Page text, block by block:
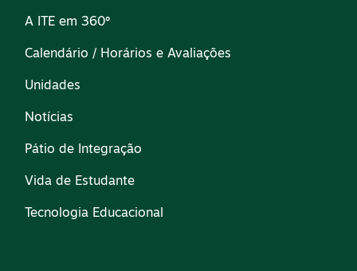
A ITE em 360º
Calendário / Horários e Avaliações
Unidades
Notícias
Pátio de Integração
Vida de Estudante
Tecnologia Educacional